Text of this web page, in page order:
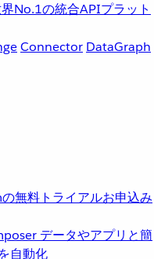
No.1の統合APIプラット
Connector DataGraph
無料トライアルお申込み
データやアプリと簡
自動化